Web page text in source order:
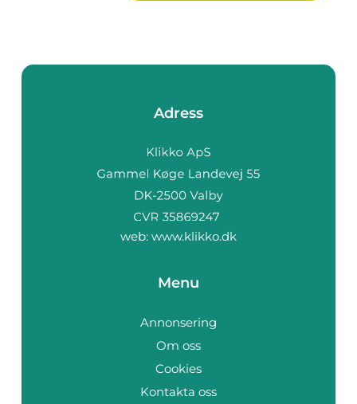
Adress
web: www.klikko.dk
Menu
Annonsering
Om oss
Cookies
Kontakta oss